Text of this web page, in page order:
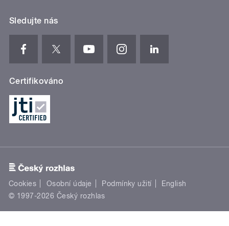
Sledujte nás
Certifikováno
Cookies Osobní údaje Podmínky užití
English
© 1997-2026 Český rozhlas